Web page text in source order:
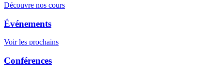
Découvre nos cours
Événements
Voir les prochains
Conférences